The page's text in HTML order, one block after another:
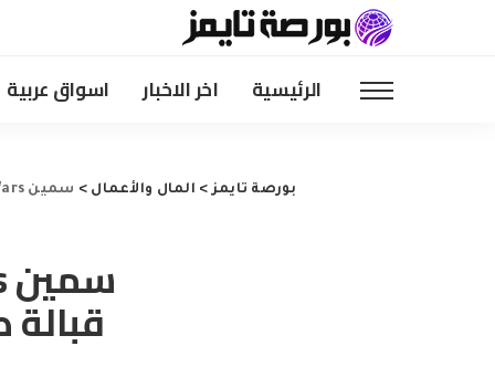
الرئيسية اخر الاخبار اسواق عربية
بورصة تايمز> المال والأعمال > سمين Jab Wars امسح 70 مليار جنيه إسترليني قبالة صانع Ozempic Novo Nordisk لأنه يشعر بالحرارة من منافسها Eli Lilly